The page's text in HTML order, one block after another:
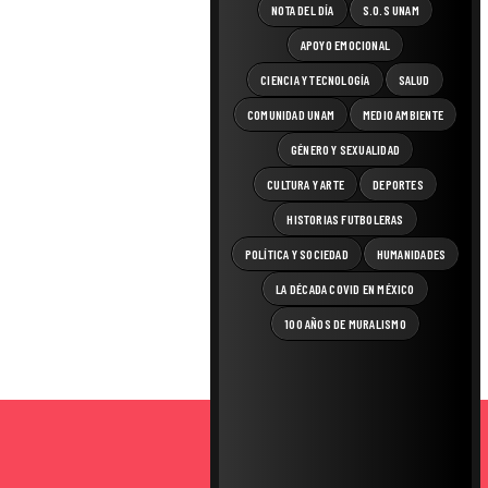
NOTA DEL DÍA S.O.S UNAM
APOYO EMOCIONAL
CIENCIA Y TECNOLOGÍA SALUD
COMUNIDAD UNAM MEDIO AMBIENTE
GÉNERO Y SEXUALIDAD
CULTURA Y ARTE DEPORTES
HISTORIAS FUTBOLERAS
POLÍTICA Y SOCIEDAD HUMANIDADES
LA DÉCADA COVID EN MÉXICO
100 AÑOS DE MURALISMO